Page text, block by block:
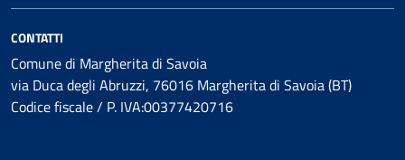
CONTATTI
Comune di Margherita di Savoia
via Duca degli Abruzzi, 76016 Margherita di Savoia (BT)
Codice fiscale / P. IVA:00377420716